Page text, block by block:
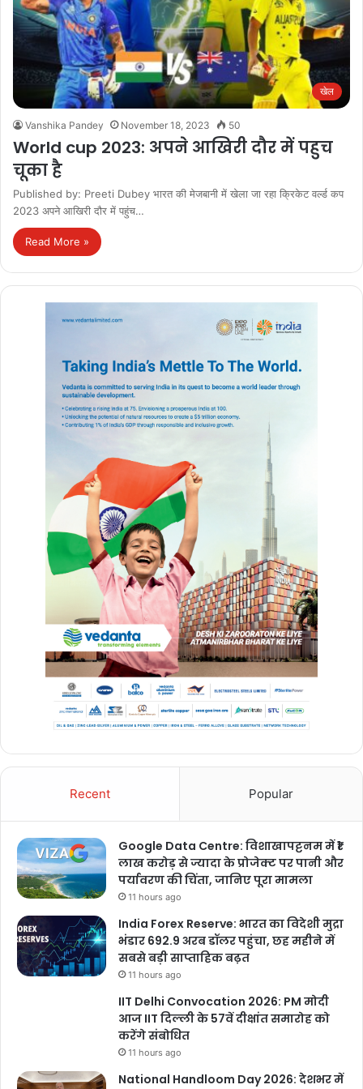
खेल
Vanshika Pandey November 18, 2023 50
World cup 2023: अपने आखिरी दौर में पहुच
चूका है
Published by: Preeti Dubey भारत की मेजबानी में खेला जा रहा क्रिकेट वर्ल्ड कप
2023 अपने आखिरी दौर में पहुंच…
Read More »
Recent Popular
Google Data Centre: विशाखापट्टनम में ₹1
लाख करोड़ से ज्यादा के प्रोजेक्ट पर पानी और
पर्यावरण की चिंता, जानिए पूरा मामला
11 hours ago
India Forex Reserve: भारत का विदेशी मुद्रा
भंडार 692.9 अरब डॉलर पहुंचा, छह महीने में
सबसे बड़ी साप्ताहिक बढ़त
11 hours ago
IIT Delhi Convocation 2026: PM मोदी
आज IIT दिल्ली के 57वें दीक्षांत समारोह को
करेंगे संबोधित
11 hours ago
National Handloom Day 2026: देशभर में